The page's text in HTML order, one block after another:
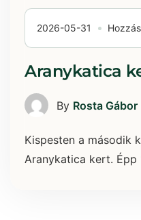
2026-05-31
Aranykatica
By Rosta Gábor
Kispesten a második
Aranykatica kert. Épp